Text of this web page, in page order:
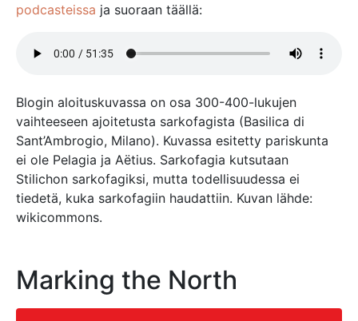
podcasteissa ja suoraan täällä:
Blogin aloituskuvassa on osa 300-400-lukujen
vaihteeseen ajoitetusta sarkofagista (Basilica di
Sant’Ambrogio, Milano). Kuvassa esitetty pariskunta
ei ole Pelagia ja Aëtius. Sarkofagia kutsutaan
Stilichon sarkofagiksi, mutta todellisuudessa ei
tiedetä, kuka sarkofagiin haudattiin. Kuvan lähde:
wikicommons.
Marking the North